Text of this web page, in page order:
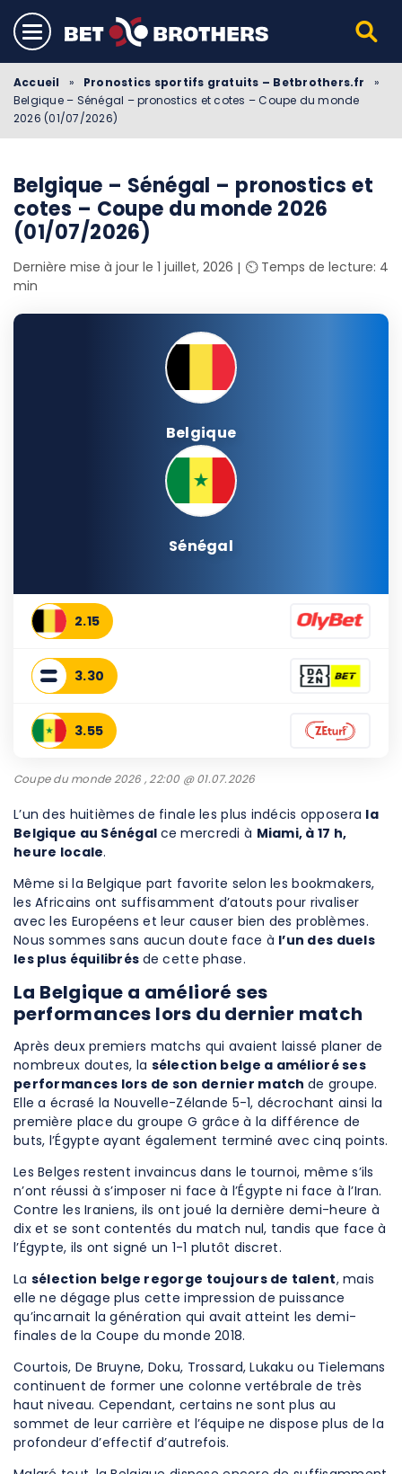
Accueil » Pronostics sportifs gratuits – Betbrothers.fr
»
Belgique – Sénégal – pronostics et cotes – Coupe du monde
2026 (01/07/2026)
Belgique – Sénégal – pronostics et
cotes – Coupe du monde 2026
(01/07/2026)
Dernière mise à jour le 1 juillet, 2026
⏲️ Temps de lecture: 4
min
Belgique
Sénégal
2.15
3.30
3.55
Coupe du monde 2026 , 22:00 @ 01.07.2026
L’un des huitièmes de finale les plus indécis opposera la
Belgique au Sénégal ce mercredi à Miami, à 17 h,
heure locale.
Même si la Belgique part favorite selon les bookmakers,
les Africains ont suffisamment d’atouts pour rivaliser
avec les Européens et leur causer bien des problèmes.
Nous sommes sans aucun doute face à l’un des duels
les plus équilibrés de cette phase.
La Belgique a amélioré ses
performances lors du dernier match
Après deux premiers matchs qui avaient laissé planer de
nombreux doutes, la sélection belge a amélioré ses
performances lors de son dernier match de groupe.
Elle a écrasé la Nouvelle-Zélande 5-1, décrochant ainsi la
première place du groupe G grâce à la différence de
buts, l’Égypte ayant également terminé avec cinq points.
Les Belges restent invaincus dans le tournoi, même s’ils
n’ont réussi à s’imposer ni face à l’Égypte ni face à l’Iran.
Contre les Iraniens, ils ont joué la dernière demi-heure à
dix et se sont contentés du match nul, tandis que face à
l’Égypte, ils ont signé un 1-1 plutôt discret.
La sélection belge regorge toujours de talent, mais
elle ne dégage plus cette impression de puissance
qu’incarnait la génération qui avait atteint les demi-
finales de la Coupe du monde 2018.
Courtois, De Bruyne, Doku, Trossard, Lukaku ou Tielemans
continuent de former une colonne vertébrale de très
haut niveau. Cependant, certains ne sont plus au
sommet de leur carrière et l’équipe ne dispose plus de la
profondeur d’effectif d’autrefois.